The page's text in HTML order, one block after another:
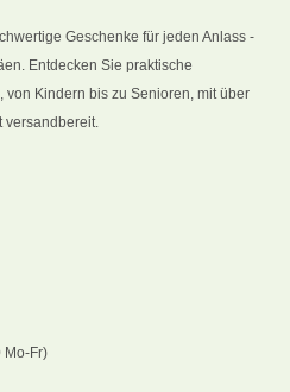
Geschenke für jeden Anlass -
Entdecken Sie praktische
von Kindern bis zu Senioren, mit über
versandbereit.
Mo-Fr)